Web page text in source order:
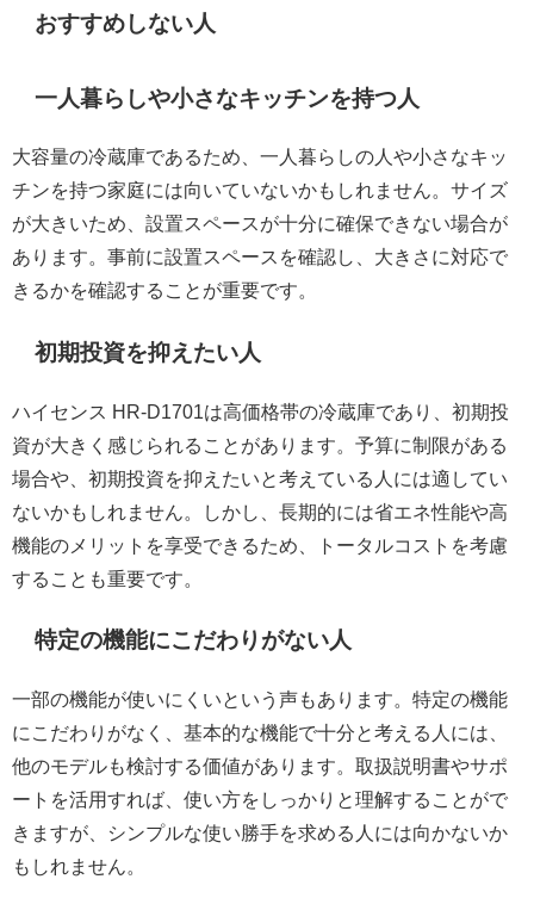
おすすめしない人
一人暮らしや小さなキッチンを持つ人
大容量の冷蔵庫であるため、一人暮らしの人や小さなキッ
チンを持つ家庭には向いていないかもしれません。サイズ
が大きいため、設置スペースが十分に確保できない場合が
あります。事前に設置スペースを確認し、大きさに対応で
きるかを確認することが重要です。
初期投資を抑えたい人
ハイセンス HR-D1701は高価格帯の冷蔵庫であり、初期投
資が大きく感じられることがあります。予算に制限がある
場合や、初期投資を抑えたいと考えている人には適してい
ないかもしれません。しかし、長期的には省エネ性能や高
機能のメリットを享受できるため、トータルコストを考慮
することも重要です。
特定の機能にこだわりがない人
一部の機能が使いにくいという声もあります。特定の機能
にこだわりがなく、基本的な機能で十分と考える人には、
他のモデルも検討する価値があります。取扱説明書やサポ
ートを活用すれば、使い方をしっかりと理解することがで
きますが、シンプルな使い勝手を求める人には向かないか
もしれません。